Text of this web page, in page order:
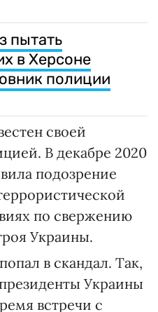
пытать
в Херсоне
полиции
своей
В декабре 2020
подозрение
по свержению
Украины.
в скандал. Так,
президенты Украины
встречи с